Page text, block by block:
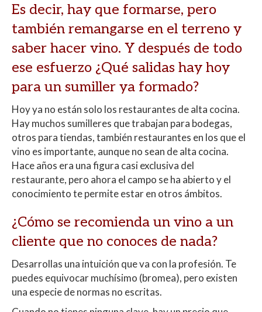
Es decir, hay que formarse, pero
también remangarse en el terreno y
saber hacer vino. Y después de todo
ese esfuerzo ¿Qué salidas hay hoy
para un sumiller ya formado?
Hoy ya no están solo los restaurantes de alta cocina.
Hay muchos sumilleres que trabajan para bodegas,
otros para tiendas, también restaurantes en los que el
vino es importante, aunque no sean de alta cocina.
Hace años era una figura casi exclusiva del
restaurante, pero ahora el campo se ha abierto y el
conocimiento te permite estar en otros ámbitos.
¿Cómo se recomienda un vino a un
cliente que no conoces de nada?
Desarrollas una intuición que va con la profesión. Te
puedes equivocar muchísimo (bromea), pero existen
una especie de normas no escritas.